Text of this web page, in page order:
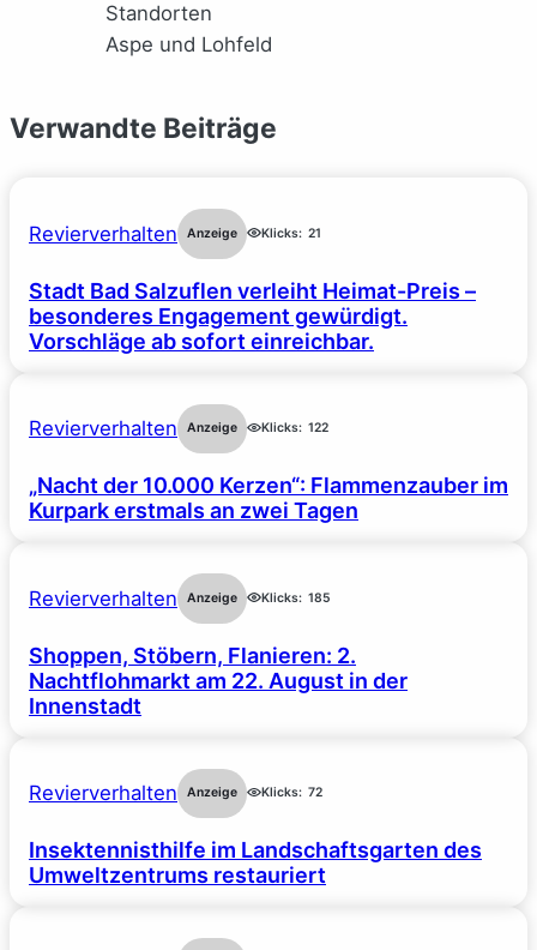
Standorten
Aspe und Lohfeld
Verwandte Beiträge
Revierverhalten Anzeige Klicks: 21
Stadt Bad Salzuflen verleiht Heimat-Preis –
besonderes Engagement gewürdigt.
Vorschläge ab sofort einreichbar.
Revierverhalten Anzeige Klicks: 122
„Nacht der 10.000 Kerzen“: Flammenzauber im
Kurpark erstmals an zwei Tagen
Revierverhalten Anzeige Klicks: 185
Shoppen, Stöbern, Flanieren: 2.
Nachtflohmarkt am 22. August in der
Innenstadt
Revierverhalten Anzeige Klicks: 72
Insektennisthilfe im Landschaftsgarten des
Umweltzentrums restauriert